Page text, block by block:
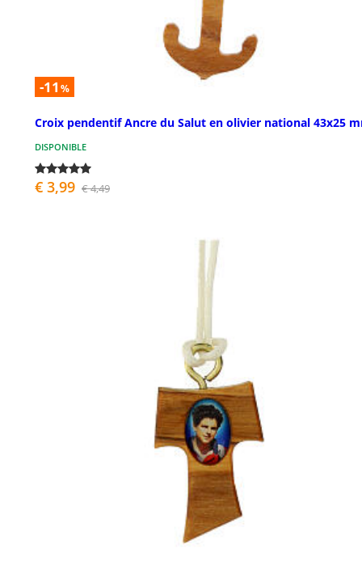
-11 %
Croix pendentif Ancre du Salut en olivier national 43x25
DISPONIBLE
€ 3,99 € 4,49